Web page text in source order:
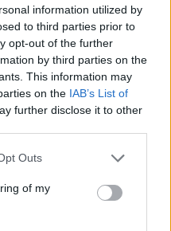
information utilized by
to third parties prior to
opt-out of the further
by third parties on the
This information may
on the IAB’s List of
further disclose it to other
Outs
of my
ovlivňovat dění.
chvíli. To by nebyli,
#1229